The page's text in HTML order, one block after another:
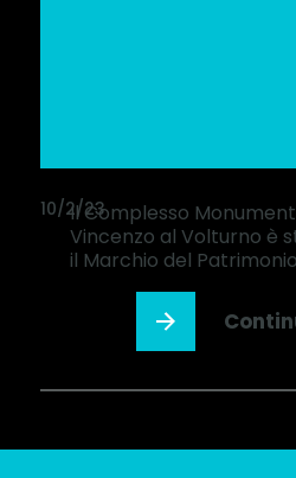
10/2/23
Il Complesso
Vincenzo al Volturno è
il Marchio del